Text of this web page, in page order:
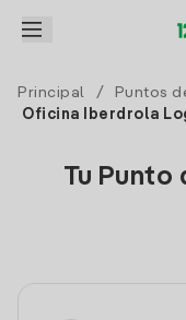
Principal / Puntos
Oficina Iberdrola
Tu Punto